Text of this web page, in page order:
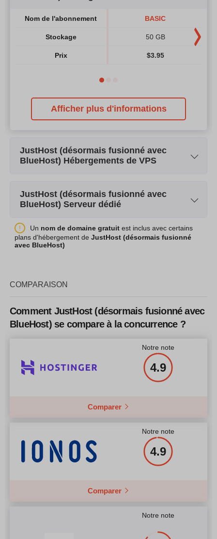
Nom de l'abonnement
Stockage
Prix
BASIC
50 GB
$3.95
Afficher plus d'informations
JustHost (désormais fusionné avec
BlueHost) Hébergements de VPS
Stockage
RAM 2 GB
Afficher plus d'informations
JustHost (désormais fusionné avec
BlueHost) Serveur dédié
Nom de l'abonnement
Stockage
RAM
STANDARD
Afficher plus d'informations
Un nom de domaine gratuit est inclus avec certains
plans d'hébergement de JustHost (désormais fusionné
avec BlueHost)
COMPARAISON
Comment JustHost (désormais fusionné avec
BlueHost) se compare à la concurrence ?
Notre note
4.9
Comparer
Notre note
4.9
Comparer
Notre note